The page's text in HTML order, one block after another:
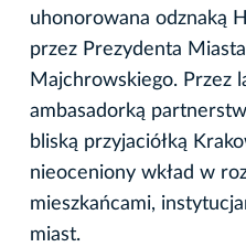
uhonorowana odznaką
przez Prezydenta
Majchrowskiego. Przez
ambasadorką
bliską przyjaciółką
nieoceniony wkład w
mieszkańcami,
miast.